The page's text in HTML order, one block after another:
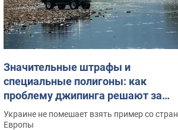
Значительные штрафы и
специальные полигоны: как
проблему джипинга решают за
границей
Украине не помешает взять пример со стран
Европы